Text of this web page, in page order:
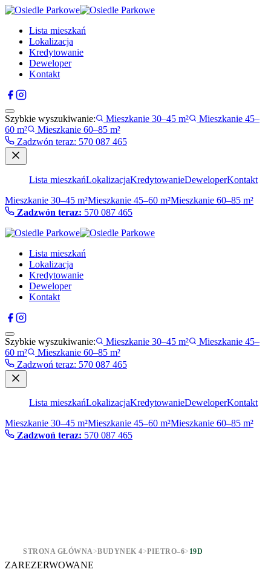
Lista mieszkań
Lokalizacja
Kredytowanie
Deweloper
Kontakt
Szybkie wyszukiwanie: Mieszkanie 30–45 m²
Mieszkanie 45–
60 m²
Mieszkanie 60–85 m²
Zadzwón teraz: 570 087 465
Lista mieszkańLokalizacjaKredytowanieDeweloperKontakt
Mieszkanie 30–45 m²Mieszkanie 45–60 m²Mieszkanie 60–85 m²
Zadzwón teraz: 570 087 465
Lista mieszkań
Lokalizacja
Kredytowanie
Deweloper
Kontakt
Szybkie wyszukiwanie: Mieszkanie 30–45 m²
Mieszkanie 45–
60 m²
Mieszkanie 60–85 m²
Zadzwoń teraz: 570 087 465
Lista mieszkańLokalizacjaKredytowanieDeweloperKontakt
Mieszkanie 30–45 m²Mieszkanie 45–60 m²Mieszkanie 60–85 m²
Zadzwoń teraz: 570 087 465
STRONA GŁÓWNA>BUDYNEK 4>PIETRO–6> 19D
ZAREZERWOWANE